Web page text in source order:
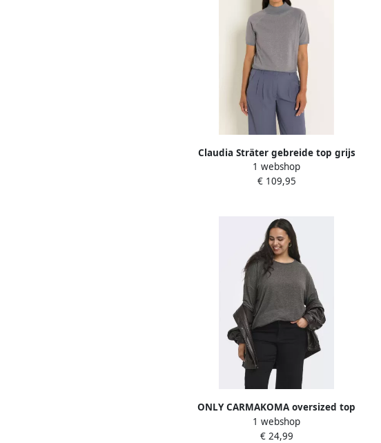
Claudia Sträter gebreide top grijs
1 webshop
€ 109,95
ONLY CARMAKOMA oversized top
Plus Size antraciet
1 webshop
€ 24,99